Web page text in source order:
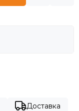
Доставка